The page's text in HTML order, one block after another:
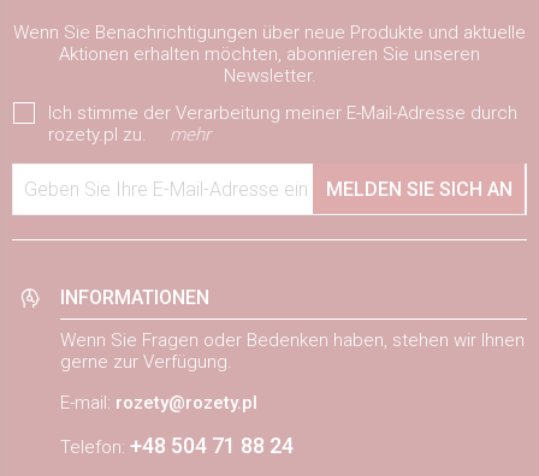
Wenn Sie Benachrichtigungen über neue Produkte und aktuelle
Aktionen erhalten möchten, abonnieren Sie unseren
Newsletter.
Ich stimme der Verarbeitung meiner E-Mail-Adresse durch
rozety.pl zu.
mehr
Geben Sie Ihre E-Mail-Adresse ein MELDEN SIE SICH AN
INFORMATIONEN
Wenn Sie Fragen oder Bedenken haben, stehen wir Ihnen
gerne zur Verfügung.
E-mail: rozety@rozety.pl
Telefon: +48 504 71 88 24